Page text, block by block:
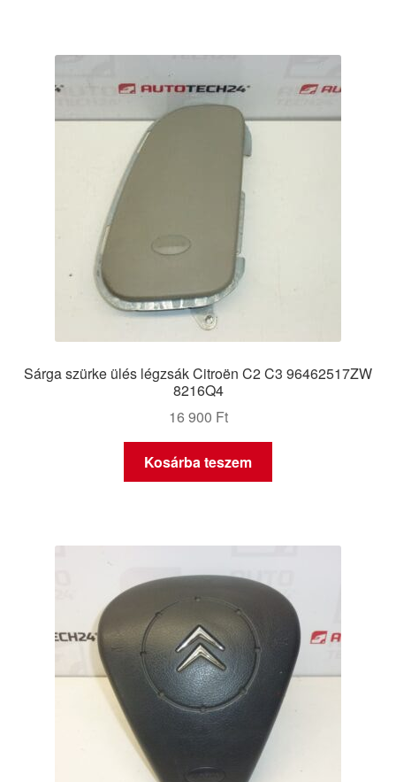
Sárga szürke ülés légzsák Citroën C2 C3 96462517ZW
8216Q4
16 900 Ft
Kosárba teszem